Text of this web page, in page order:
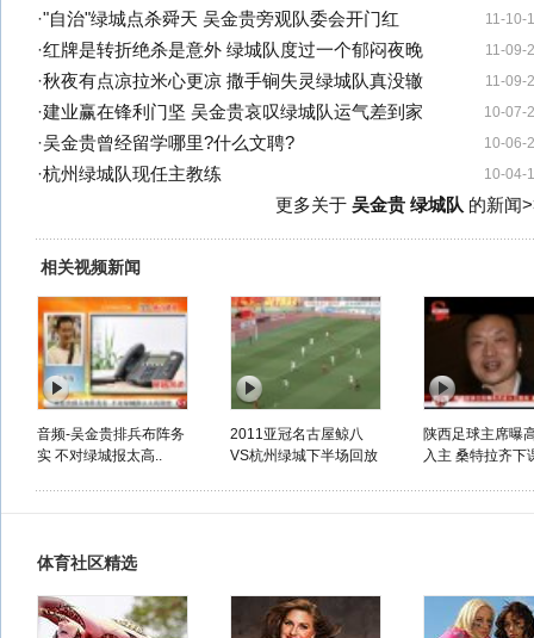
11-10-
·"自治"绿城点杀舜天 吴金贵旁观队委会开门红
11-09-
·红牌是转折绝杀是意外 绿城队度过一个郁闷夜晚
11-09-
·秋夜有点凉拉米心更凉 撒手锏失灵绿城队真没辙
10-07-
·建业赢在锋利门坚 吴金贵哀叹绿城队运气差到家
10-06-
·吴金贵曾经留学哪里?什么文聘?
10-04-
·杭州绿城队现任主教练
更多关于 吴金贵 绿城队 的新闻
相关视频新闻
音频-吴金贵排兵布阵务
实 不对绿城报太高..
2011亚冠名古屋鲸八
VS杭州绿城下半场回放
陕西足球主席曝
入主 桑特拉齐下
体育社区精选